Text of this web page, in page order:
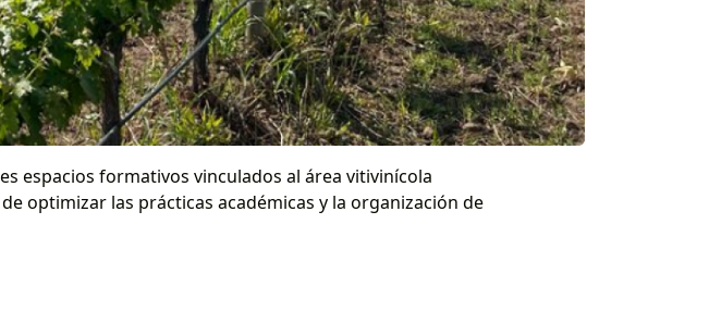
espacios formativos vinculados al área vitivinícola
optimizar las prácticas académicas y la organización de